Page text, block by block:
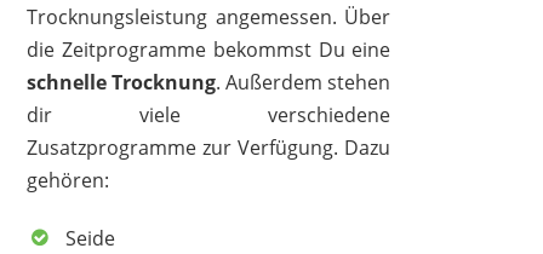
Trocknungsleistung angemessen. Über
die Zeitprogramme bekommst Du eine
schnelle Trocknung. Außerdem stehen
dir viele verschiedene
Zusatzprogramme zur Verfügung. Dazu
gehören:
Seide